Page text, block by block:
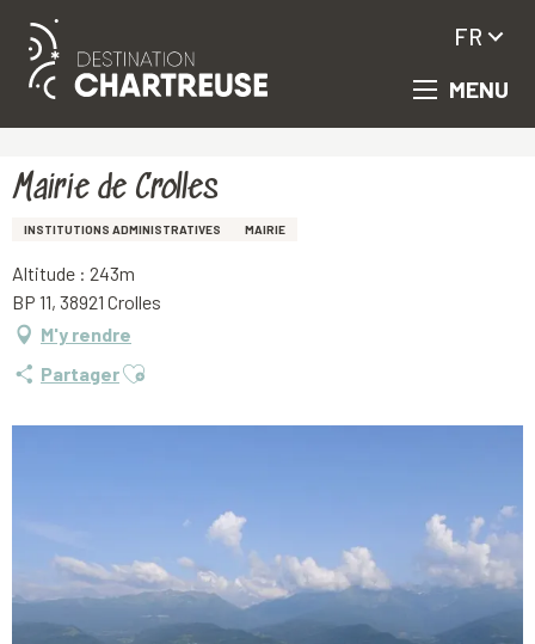
Aller
principal
MENU
FR
Mairie de Crolles
INSTITUTIONS ADMINISTRATIVES MAIRIE
Altitude : 243m
BP 11, 38921 Crolles
M'y rendre
PartagerAjouter aux favoris